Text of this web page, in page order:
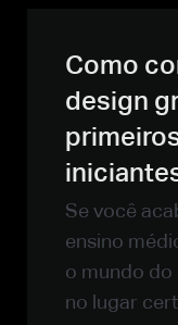
Como
design
Se você
ensino
o mundo do
no lugar